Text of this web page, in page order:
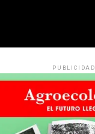
PUBLICIDAD